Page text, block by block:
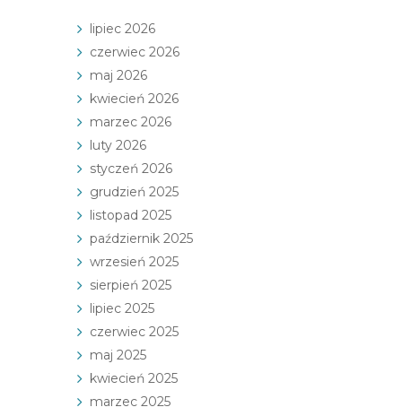
lipiec 2026
czerwiec 2026
maj 2026
kwiecień 2026
marzec 2026
luty 2026
styczeń 2026
grudzień 2025
listopad 2025
październik 2025
wrzesień 2025
sierpień 2025
lipiec 2025
czerwiec 2025
maj 2025
kwiecień 2025
marzec 2025